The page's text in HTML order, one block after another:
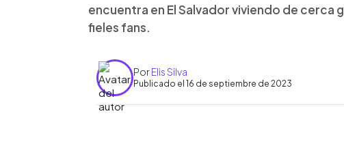
encuentra en El Salvador viviendo de cerca
fieles fans.
PorElis Silva
Publicado el 16 de septiembre de 2023